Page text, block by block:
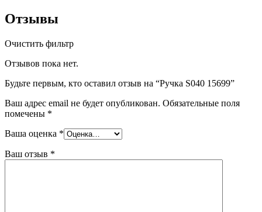
Отзывы
Очистить фильтр
Отзывов пока нет.
Будьте первым, кто оставил отзыв на “Ручка S040 15699”
Ваш адрес email не будет опубликован. Обязательные поля
помечены *
Ваша оценка *
Ваш отзыв *